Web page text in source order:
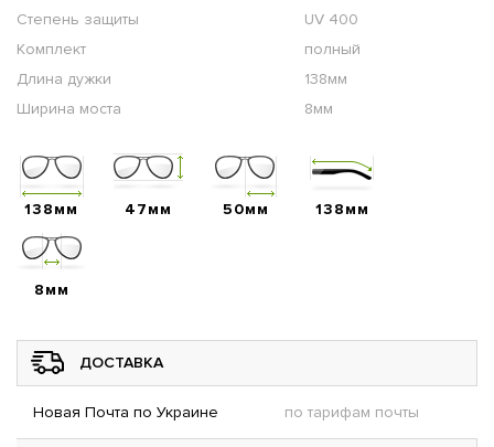
Степень защиты
UV 400
Комплект
полный
Длина дужки
138мм
Ширина моста
8мм
138мм 47мм 50мм 138мм
8мм
ДОСТАВКА
Новая Почта по Украине по тарифам почты